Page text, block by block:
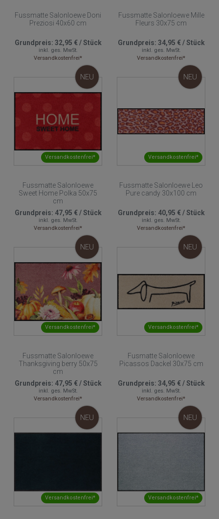
Fussmatte Salonloewe Doni
Preziosi 40x60 cm
Grundpreis: 32,95 €/Stück
inkl. ges. MwSt.
Versandkostenfrei*
Fussmatte Salonloewe Mille
Fleurs 30x75 cm
Grundpreis: 34,95 €/Stück
inkl. ges. MwSt.
Versandkostenfrei*
Versandkostenfrei*
NEU
Fussmatte Salonloewe
Sweet Home Polka 50x75
cm
Grundpreis: 47,95 €/Stück
inkl. ges. MwSt.
Versandkostenfrei*
Versandkostenfrei*
NEU
Fussmatte Salonloewe Leo
Pure candy 30x100 cm
Grundpreis: 40,95 €/Stück
inkl. ges. MwSt.
Versandkostenfrei*
Versandkostenfrei*
NEU
Fussmatte Salonloewe
Thanksgiving berry 50x75
cm
Grundpreis: 47,95 €/Stück
inkl. ges. MwSt.
Versandkostenfrei*
Versandkostenfrei*
NEU
Fusmatte Salonloewe
Picassos Dackel 30x75 cm
Grundpreis: 34,95 €/Stück
inkl. ges. MwSt.
Versandkostenfrei*
Versandkostenfrei*
NEU
Versandkostenfrei*
NEU